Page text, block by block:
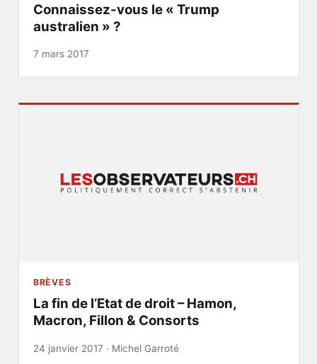
Connaissez-vous le « Trump
australien » ?
7 mars 2017
BRÈVES
La fin de l’Etat de droit – Hamon,
Macron, Fillon & Consorts
24 janvier 2017 · Michel Garroté